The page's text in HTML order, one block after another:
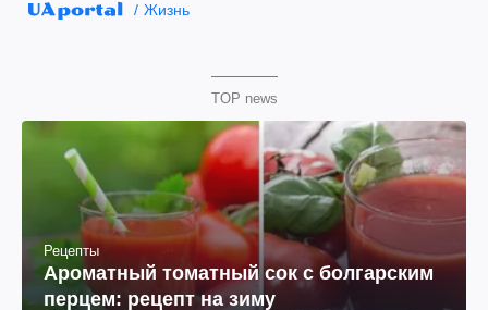
Жизнь
TOP news
Рецепты
Ароматный томатный сок с болгарским
перцем: рецепт на зиму